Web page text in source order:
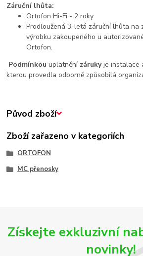
Záruční lhůta:
Ortofon Hi-Fi - 2 roky
Prodloužená 3-letá záruční lhůta na
výrobku zakoupeného u
Ortofon.
Podmínkou uplatnění zárukyje instalace
kterou provedla odborně způsobilá
Původ zboží
Zboží zařazeno v kategoriích
ORTOFON
MC přenosky
Získejte exkluzivní
novinky!